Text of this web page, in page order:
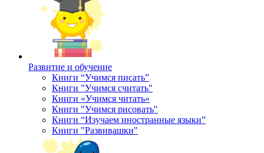
Развитие и обучение
Книги “Учимся писать”
Книги "Учимся считать"
Книги «Учимся читать»
Книги "Учимся рисовать"
Книги “Изучаем иностранные языки”
Книги "Развивашки"